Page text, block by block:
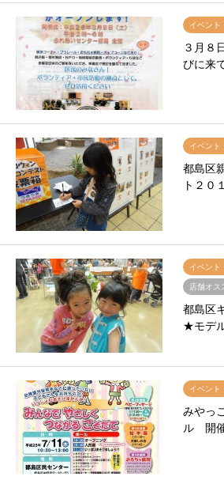
イベント
３月８
びに来
イベント
都島区
ト２０
イベント
店舗オス
都島区
★モデ
イベント
みやっ
ル 開